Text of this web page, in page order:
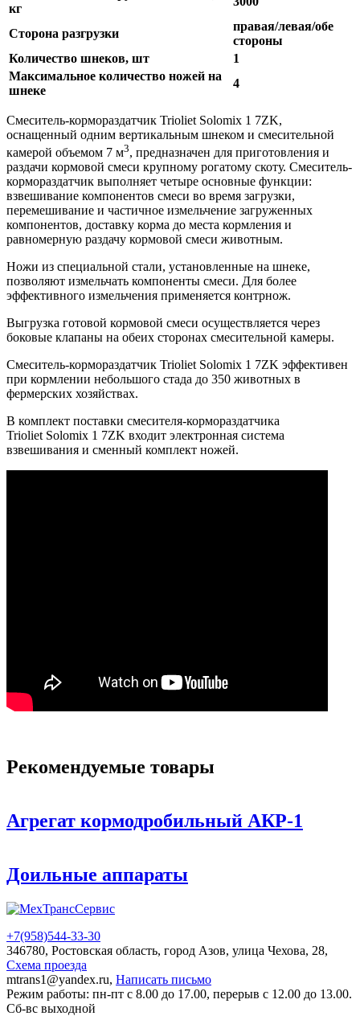
кг
Сторона разгрузки
правая/левая/обе
стороны
Количество шнеков, шт
1
Максимальное количество ножей на
шнеке
4
Смеситель-кормораздатчик Trioliet Solomix 1 7ZK,
оснащенный одним вертикальным шнеком и смесительной
камерой объемом 7 м3, предназначен для приготовления и
раздачи кормовой смеси крупному рогатому скоту. Смеситель-
кормораздатчик выполняет четыре основные функции:
взвешивание компонентов смеси во время загрузки,
перемешивание и частичное измельчение загруженных
компонентов, доставку корма до места кормления и
равномерную раздачу кормовой смеси животным.
Ножи из специальной стали, установленные на шнеке,
позволяют измельчать компоненты смеси. Для более
эффективного измельчения применяется контрнож.
Выгрузка готовой кормовой смеси осуществляется через
боковые клапаны на обеих сторонах смесительной камеры.
Смеситель-кормораздатчик Trioliet Solomix 1 7ZK эффективен
при кормлении небольшого стада до 350 животных в
фермерских хозяйствах.
В комплект поставки смесителя-кормораздатчика
Trioliet Solomix 1 7ZK входит электронная система
взвешивания и сменный комплект ножей.
Рекомендуемые товары
Агрегат кормодробильный АКР-1
Доильные аппараты
+7(958)544-33-30
346780, Ростовская область, город Азов, улица Чехова, 28,
Схема проезда
mtrans1@yandex.ru, Написать письмо
Режим работы: пн-пт с 8.00 до 17.00, перерыв с 12.00 до 13.00.
Сб-вс выходной